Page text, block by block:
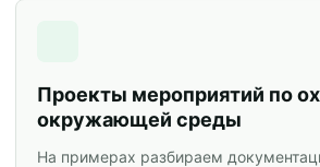
Проекты мероприятий по
окружающей среды
На примерах разбираем